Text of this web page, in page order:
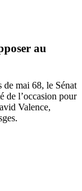
au
de mai 68, le Sénat
de l’occasion pour
Valence,